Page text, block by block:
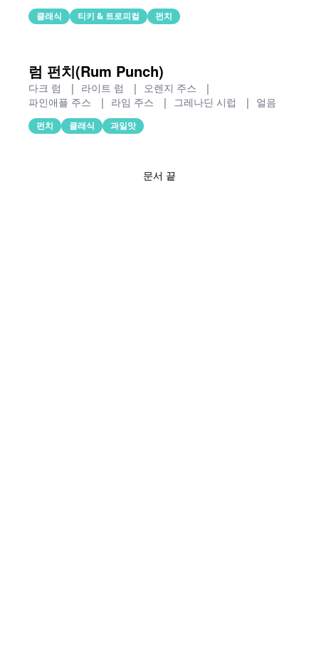
클래식 티키 & 트로피컬 펀치
럼 펀치(Rum Punch)
다크 럼 | 라이트 럼 | 오렌지 주스
|
파인애플 주스
| 라임 주스 | 그레나딘 시럽 | 얼음
펀치 클래식 과일맛
문서 끝